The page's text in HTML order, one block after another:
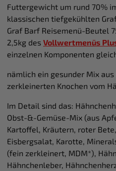
Futtergewicht um rund 70%
klassischen tiefgekühlten
Graf Barf Reisemenü-Beutel
2,5kg des Vollwertmenüs
einzelnen Komponenten
nämlich ein gesunder Mix
zerkleinerten Knochen vom
Im Detail sind das:
Obst-&-Gemüse-Mix (aus
Kartoffel, Kräutern, roter
Eisbergsalat, Karotte,
(fein zerkleinert, MDM*),
Hähnchenleber,